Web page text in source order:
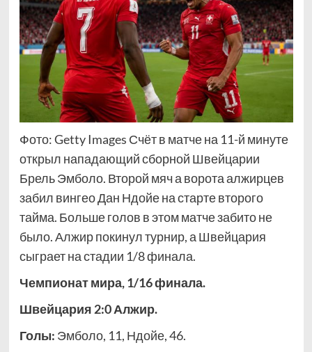
Фото: Getty Images Счёт в матче на 11-й минуте
открыл нападающий сборной Швейцарии
Брель Эмболо. Второй мяч а ворота алжирцев
забил вингео Дан Ндойе на старте второго
тайма. Больше голов в этом матче забито не
было. Алжир покинул турнир, а Швейцария
сыграет на стадии 1/8 финала.
Чемпионат мира, 1/16 финала.
Швейцария 2:0 Алжир.
Голы: Эмболо, 11, Ндойе, 46.